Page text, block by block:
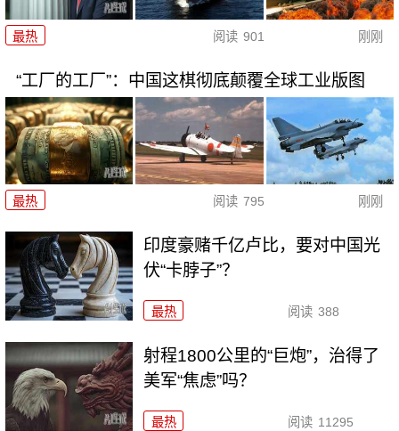
最热 阅读 901 刚刚
“工厂的工厂”：中国这棋彻底颠覆全球工业版图
最热 阅读 795 刚刚
印度豪赌千亿卢比，要对中国光
伏“卡脖子”？
最热 阅读 388
射程1800公里的“巨炮”，治得了
美军“焦虑”吗？
最热 阅读 11295